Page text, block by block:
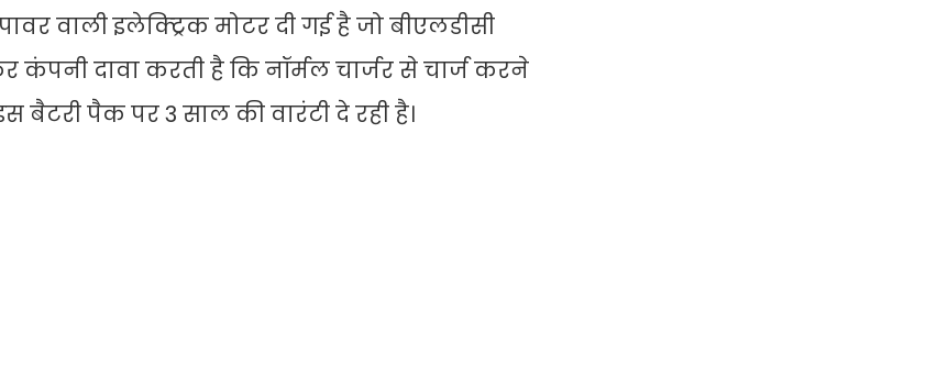
वाली इलेक्ट्रिक मोटर दी गई है जो बीएलडीसी
दावा करती है कि नॉर्मल चार्जर से चार्ज करने
बैटरी पैक पर 3 साल की वारंटी दे रही है।